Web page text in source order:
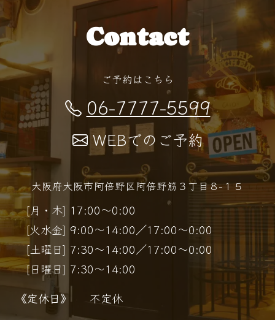
Contact
ご予約はこちら
06-7777-5599
WEBでのご予約
大阪府大阪市阿倍野区阿倍野筋３丁目８−１５
[月・木] 17:00～0:00
[火水金] 9:00～14:00／17:00～0:00
[土曜日] 7:30～14:00／17:00～0:00
[日曜日] 7:30～14:00
《定休日》
不定休